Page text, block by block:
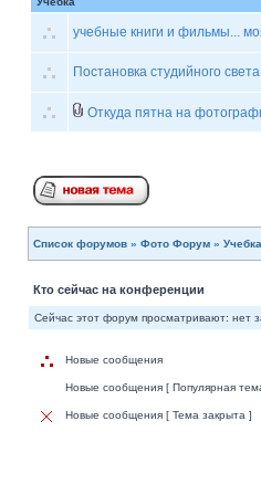
учебные книги и фильмы...
Постановка студийного
Откуда пятна на
Список форумов » Фото Форум » Учебка
Кто сейчас на конференции
Сейчас этот форум просматривают: нет
Новые сообщения
Новые сообщения [ Популярная
Новые сообщения [ Тема закрыта ]